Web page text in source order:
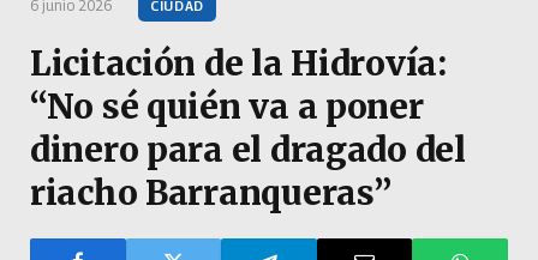
6 junio 2026 CIUDAD
Licitación de la Hidrovía:
“No sé quién va a poner
dinero para el dragado del
riacho Barranqueras”